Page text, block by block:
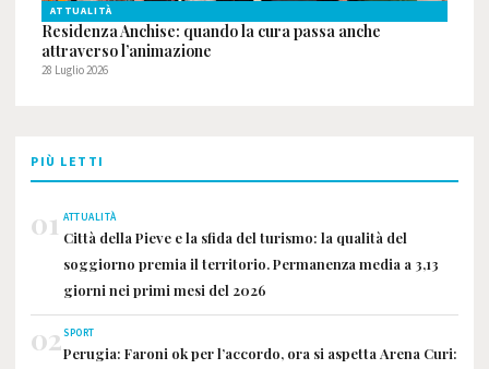
ATTUALITÀ
Residenza Anchise: quando la cura passa anche
attraverso l’animazione
28 Luglio 2026
PIÙ LETTI
01 ATTUALITÀ
Città della Pieve e la sfida del turismo: la qualità del
soggiorno premia il territorio. Permanenza media a 3,13
giorni nei primi mesi del 2026
02SPORT
Perugia: Faroni ok per l’accordo, ora si aspetta Arena Curi: